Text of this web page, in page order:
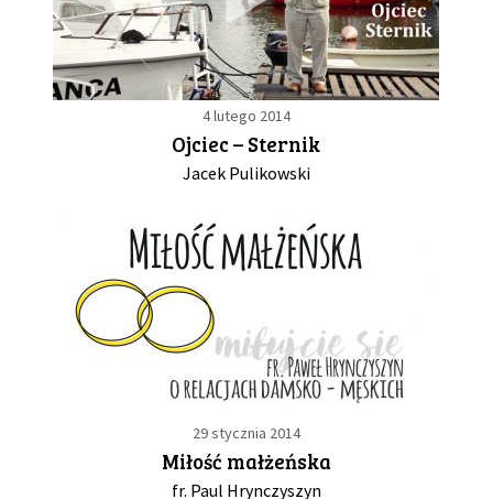
4 lutego 2014
Ojciec – Sternik
Jacek Pulikowski
29 stycznia 2014
Miłość małżeńska
fr. Paul Hrynczyszyn